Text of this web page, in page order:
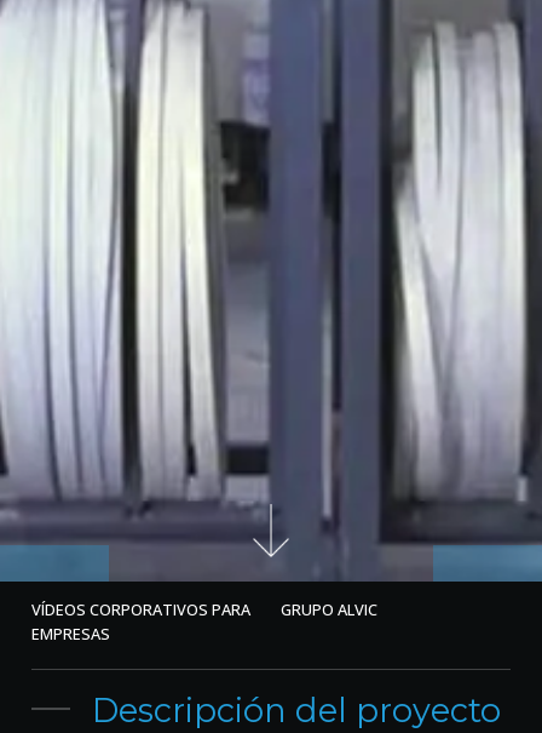
VÍDEOS CORPORATIVOS PARA
EMPRESAS
GRUPO ALVIC
Descripción del proyecto